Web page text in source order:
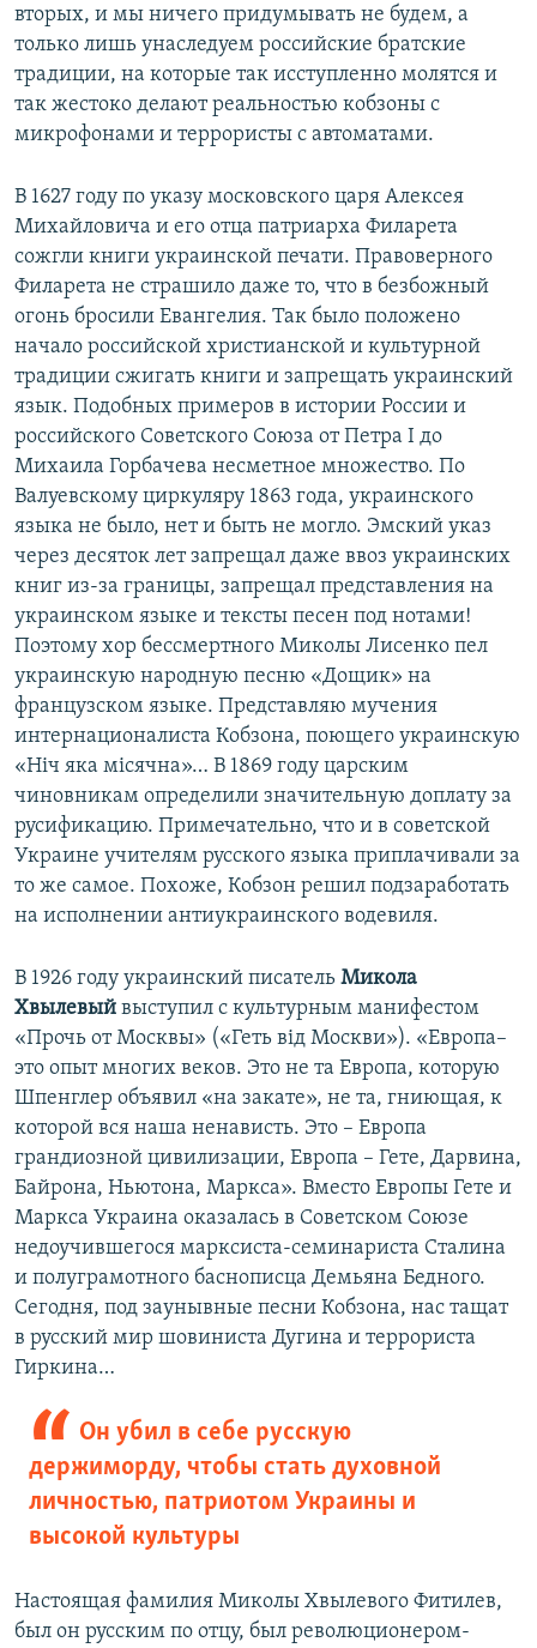
вторых, и мы ничего придумывать не будем, а
только лишь унаследуем российские братские
традиции, на которые так исступленно молятся и
так жестоко делают реальностью кобзоны с
микрофонами и террористы с автоматами.
В 1627 году по указу московского царя Алексея
Михайловича и его отца патриарха Филарета
сожгли книги украинской печати. Правоверного
Филарета не страшило даже то, что в безбожный
огонь бросили Евангелия. Так было положено
начало российской христианской и культурной
традиции сжигать книги и запрещать украинский
язык. Подобных примеров в истории России и
российского Советского Союза от Петра I до
Михаила Горбачева несметное множество. По
Валуевскому циркуляру 1863 года, украинского
языка не было, нет и быть не могло. Эмский указ
через десяток лет запрещал даже ввоз украинских
книг из-за границы, запрещал представления на
украинском языке и тексты песен под нотами!
Поэтому хор бессмертного Миколы Лисенко пел
украинскую народную песню «Дощик» на
французском языке. Представляю мучения
интернационалиста Кобзона, поющего украинскую
«Ніч яка місячна»… В 1869 году царским
чиновникам определили значительную доплату за
русификацию. Примечательно, что и в советской
Украине учителям русского языка приплачивали за
то же самое. Похоже, Кобзон решил подзаработать
на исполнении антиукраинского водевиля.
В 1926 году украинский писатель Микола
Хвылевый выступил с культурным манифестом
«Прочь от Москвы» («Геть від Москви»). «Европа–
это опыт многих веков. Это не та Европа, которую
Шпенглер объявил «на закате», не та, гниющая, к
которой вся наша ненависть. Это – Европа
грандиозной цивилизации, Европа – Гете, Дарвина,
Байрона, Ньютона, Маркса». Вместо Европы Гете и
Маркса Украина оказалась в Советском Союзе
недоучившегося марксиста-семинариста Сталина
и полуграмотного баснописца Демьяна Бедного.
Сегодня, под заунывные песни Кобзона, нас тащат
в русский мир шовиниста Дугина и террориста
Гиркина…
Он убил в себе русскую
держиморду, чтобы стать духовной
личностью, патриотом Украины и
высокой культуры
Настоящая фамилия Миколы Хвылевого Фитилев,
был он русским по отцу, был революционером-